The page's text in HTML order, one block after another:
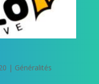
| Généralités